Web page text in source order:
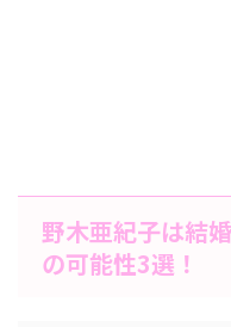
野木亜紀子は結
の可能性3選！